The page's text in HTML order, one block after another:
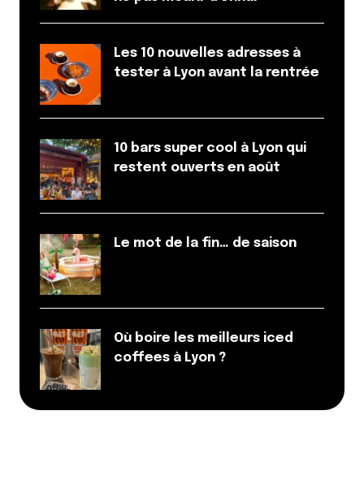
Les 10 nouvelles adresses à
tester à Lyon avant la rentrée
10 bars super cool à Lyon qui
restent ouverts en août
Le mot de la fin… de saison
Où boire les meilleurs iced
coffees à Lyon ?